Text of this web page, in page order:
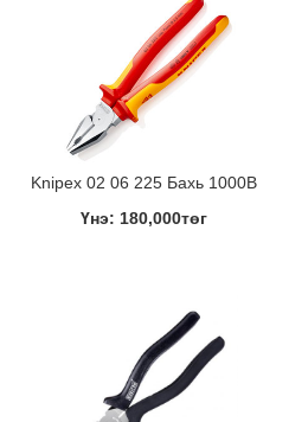
Knipex 02 06 225 Бахь 1000В
Үнэ: 180,000төг